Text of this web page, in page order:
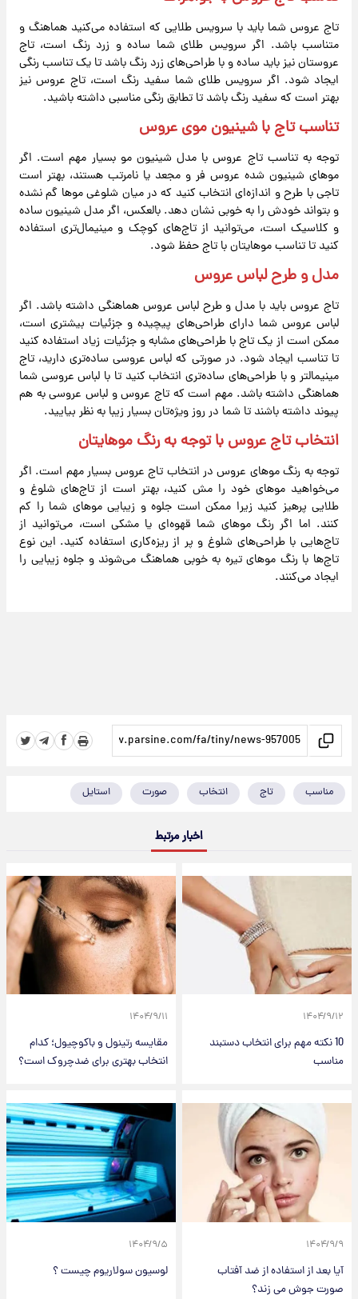
تاج عروس شما باید با سرویس طلایی که استفاده می‌کنید هماهنگ و
متناسب باشد. اگر سرویس طلای شما ساده و زرد رنگ است، تاج
عروستان نیز باید ساده و با طراحی‌های زرد رنگ باشد تا یک تناسب رنگی
ایجاد شود. اگر سرویس طلای شما سفید رنگ است، تاج عروس نیز
بهتر است که سفید رنگ باشد تا تطابق رنگی مناسبی داشته باشید.
تناسب تاج با شینیون موی عروس
توجه به تناسب تاج عروس با مدل شینیون مو بسیار مهم است. اگر
موهای شینیون شده عروس فر و مجعد یا نامرتب هستند، بهتر است
تاجی با طرح و اندازه‌ای انتخاب کنید که در میان شلوغی موها گم نشده
و بتواند خودش را به خوبی نشان دهد. بالعکس، اگر مدل شینیون ساده
و کلاسیک است، می‌توانید از تاج‌های کوچک و مینیمال‌تری استفاده
کنید تا تناسب موهایتان با تاج حفظ شود.
مدل و طرح لباس عروس
تاج عروس باید با مدل و طرح لباس عروس هماهنگی داشته باشد. اگر
لباس عروس شما دارای طراحی‌های پیچیده و جزئیات بیشتری است،
ممکن است از یک تاج با طراحی‌های مشابه و جزئیات زیاد استفاده کنید
تا تناسب ایجاد شود. در صورتی که لباس عروسی ساده‌تری دارید، تاج
مینیمالتر و با طراحی‌های ساده‌تری انتخاب کنید تا با لباس عروسی شما
هماهنگی داشته باشد. مهم است که تاج عروس و لباس عروسی به هم
پیوند داشته باشند تا شما در روز ویژه‌تان بسیار زیبا به نظر بیایید.
انتخاب تاج عروس با توجه به رنگ موهایتان
توجه به رنگ موهای عروس در انتخاب تاج عروس بسیار مهم است. اگر
می‌خواهید موهای خود را مش کنید، بهتر است از تاج‌های شلوغ و
طلایی پرهیز کنید زیرا ممکن است جلوه و زیبایی موهای شما را کم
کنند. اما اگر رنگ موهای شما قهوه‌ای یا مشکی است، می‌توانید از
تاج‌هایی با طراحی‌های شلوغ و پر از ریزه‌کاری استفاده کنید. این نوع
تاج‌ها با رنگ موهای تیره به خوبی هماهنگ می‌شوند و جلوه زیبایی را
ایجاد می‌کنند.
مناسب تاج انتخاب صورت استایل
اخبار مرتبط
۱۴۰۴/۹/۱۲
10 نکته مهم برای انتخاب دستبند
مناسب
۱۴۰۴/۹/۱۱
مقایسه رتینول و باکوچیول؛ کدام
انتخاب بهتری برای ضدچروک است؟
۱۴۰۴/۹/۹
آیا بعد از استفاده از ضد آفتاب
صورت جوش می زند؟
۱۴۰۴/۹/۵
لوسیون سولاریوم چیست ؟